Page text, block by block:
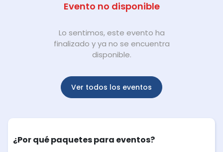
Evento no disponible
Lo sentimos, este evento ha
finalizado y ya no se encuentra
disponible.
Ver todos los eventos
¿Por qué paquetes para eventos?